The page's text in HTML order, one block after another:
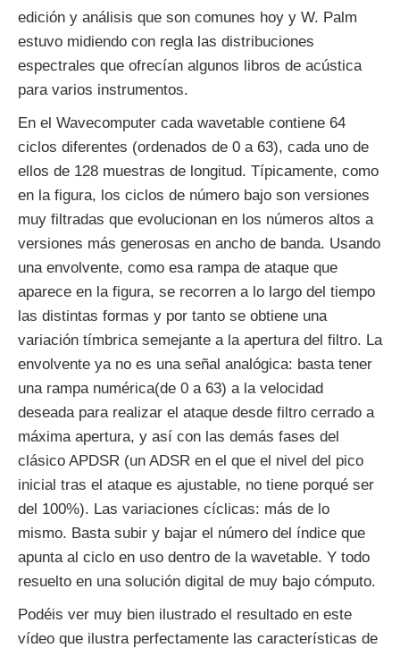
edición y análisis que son comunes hoy y W. Palm
estuvo midiendo con regla las distribuciones
espectrales que ofrecían algunos libros de acústica
para varios instrumentos.
En el Wavecomputer cada wavetable contiene 64
ciclos diferentes (ordenados de 0 a 63), cada uno de
ellos de 128 muestras de longitud. Típicamente, como
en la figura, los ciclos de número bajo son versiones
muy filtradas que evolucionan en los números altos a
versiones más generosas en ancho de banda. Usando
una envolvente, como esa rampa de ataque que
aparece en la figura, se recorren a lo largo del tiempo
las distintas formas y por tanto se obtiene una
variación tímbrica semejante a la apertura del filtro. La
envolvente ya no es una señal analógica: basta tener
una rampa numérica(de 0 a 63) a la velocidad
deseada para realizar el ataque desde filtro cerrado a
máxima apertura, y así con las demás fases del
clásico APDSR (un ADSR en el que el nivel del pico
inicial tras el ataque es ajustable, no tiene porqué ser
del 100%). Las variaciones cíclicas: más de lo
mismo. Basta subir y bajar el número del índice que
apunta al ciclo en uso dentro de la wavetable. Y todo
resuelto en una solución digital de muy bajo cómputo.
Podéis ver muy bien ilustrado el resultado en este
vídeo que ilustra perfectamente las características de